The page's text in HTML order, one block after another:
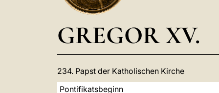
GREGOR XV.
234. Papst der Katholischen Kirche
Pontifikatsbeginn